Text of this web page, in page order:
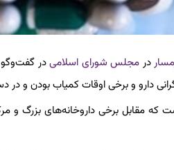
در مجلس شورای اسلامیدر گفت‌وگو
دارو و برخی اوقات کمیاب بودن و در
که مقابل برخی داروخانه‌های بزرگ و